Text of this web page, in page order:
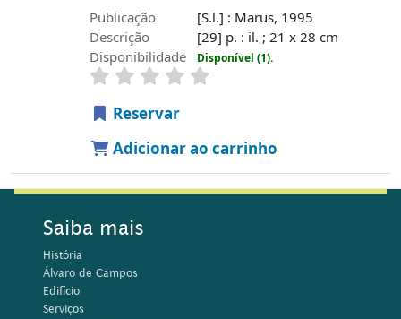
Publicação
[S.l.] : Marus, 1995
Descrição
[29] p. : il. ; 21 x 28 cm
Disponibilidade
Disponível (1).
Reservar
Adicionar ao carrinho
Saiba mais
História
Álvaro de Campos
Edifício
Serviços